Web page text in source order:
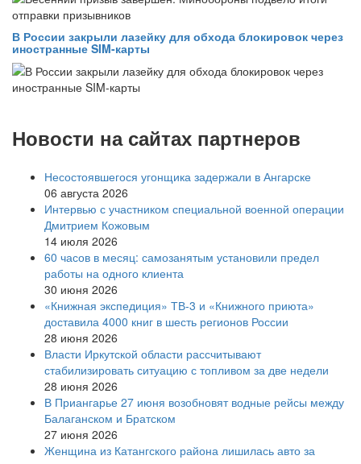
В России закрыли лазейку для обхода блокировок через
иностранные SIM-карты
Новости на сайтах партнеров
Несостоявшегося угонщика задержали в Ангарске
06 августа 2026
Интервью с участником специальной военной операции
Дмитрием Кожовым
14 июля 2026
60 часов в месяц: самозанятым установили предел
работы на одного клиента
30 июня 2026
«Книжная экспедиция» ТВ-3 и «Книжного приюта»
доставила 4000 книг в шесть регионов России
28 июня 2026
Власти Иркутской области рассчитывают
стабилизировать ситуацию с топливом за две недели
28 июня 2026
В Приангарье 27 июня возобновят водные рейсы между
Балаганском и Братском
27 июня 2026
Женщина из Катангского района лишилась авто за